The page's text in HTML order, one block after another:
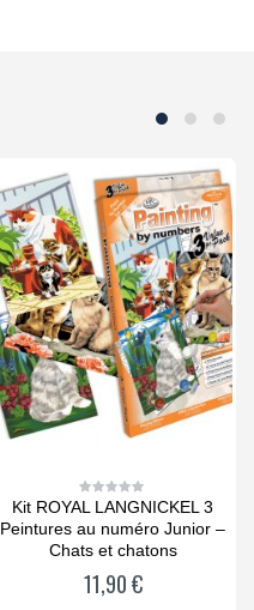
0
out
of
5
Kit ROYAL LANGNICKEL 3
Peintures au numéro Junior –
Chats et chatons
11,90€